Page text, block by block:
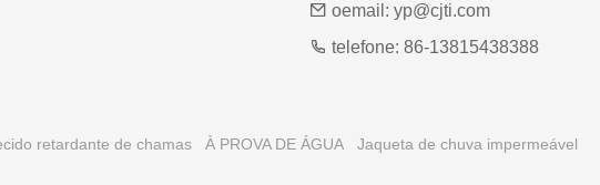
oemail: yp@cjti.com
telefone: 86-13815438388
retardante de chamas À PROVA DE ÁGUA
Jaqueta de chuva impermeável